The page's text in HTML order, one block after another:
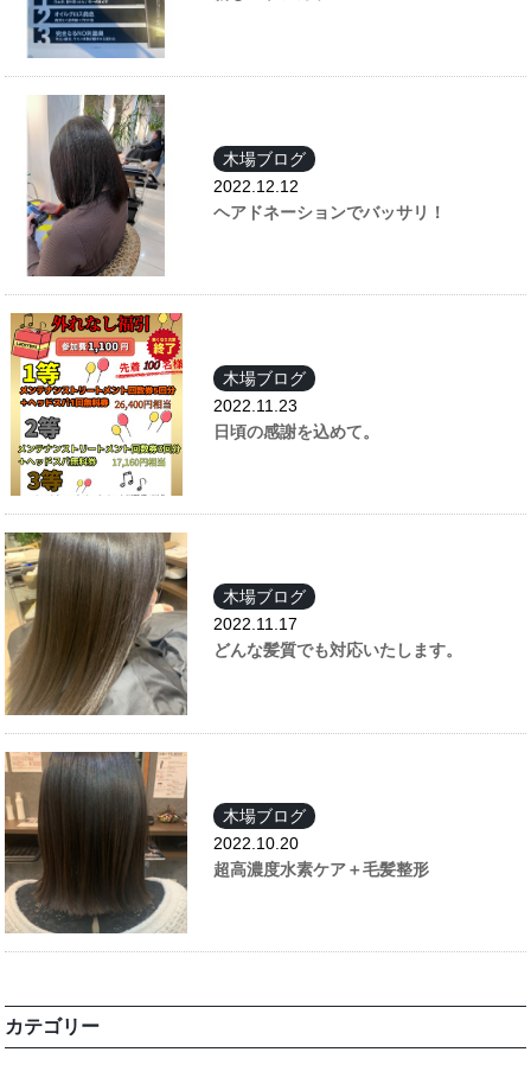
木場ブログ
2022.12.12
ヘアドネーションでバッサリ！
木場ブログ
2022.11.23
日頃の感謝を込めて。
木場ブログ
2022.11.17
どんな髪質でも対応いたします。
木場ブログ
2022.10.20
超高濃度水素ケア＋毛髪整形
カテゴリー